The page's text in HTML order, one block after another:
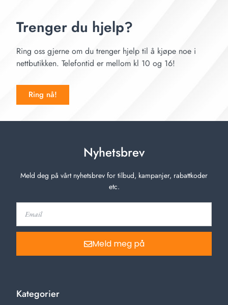
Trenger du hjelp?
Ring oss gjerne om du trenger hjelp til å kjøpe noe i
nettbutikken. Telefontid er mellom kl 10 og 16!
Ring nå!
Nyhetsbrev
Meld deg på vårt nyhetsbrev for tilbud, kampanjer, rabattkoder
etc.
Meld meg på
Kategorier